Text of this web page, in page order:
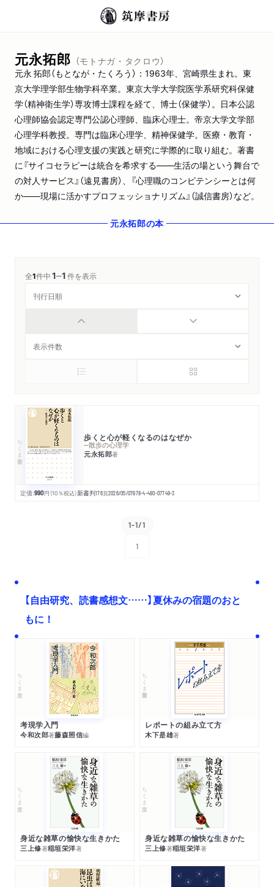
元永拓郎 （モトナガ・タクロウ）
元永 拓郎（もとなが・たくろう）：1963年、宮崎県生まれ。東
京大学理学部生物学科卒業。東京大学大学院医学系研究科保健
学（精神衛生学）専攻博士課程を経て、博士（保健学）。日本公認
心理師協会認定専門公認心理師、臨床心理士。帝京大学文学部
心理学科教授。専門は臨床心理学、精神保健学。医療・教育・
地域における心理支援の実践と研究に学際的に取り組む。著書
に『サイコセラピーは統合を希求する――生活の場という舞台で
の対人サービス』（遠見書房）、『心理職のコンピテンシーとは何
か――現場に活かすプロフェッショナリズム』（誠信書房）など。
元永拓郎の本
全1件中1─1件を表示
ちくま新書 歩くと心が軽くなるのはなぜか
─散歩の心理学
元永拓郎著
定価:990円 （10％税込）新書判176頁2026/05/07978-4-480-07749-3
1-1/1
1
【自由研究、読書感想文……】夏休みの宿題のおと
もに！
ちくま文庫
考現学入門
今和次郎著藤森照信編
ちくま学芸文庫
レポートの組み立て方
木下是雄著
ちくま文庫
身近な雑草の愉快な生きかた
三上修著稲垣栄洋著
ちくま文庫
身近な雑草の愉快な生きかた
三上修著稲垣栄洋著